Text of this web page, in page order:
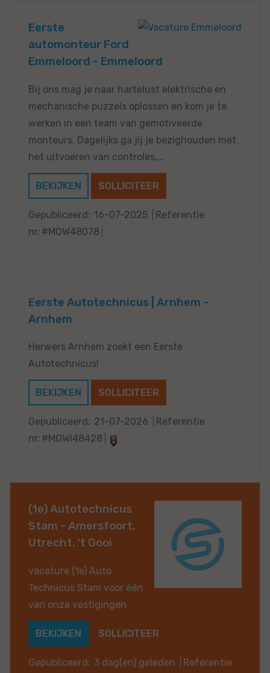
Eerste
automonteur Ford
Emmeloord - Emmeloord
Bij ons mag je naar hartelust elektrische en
mechanische puzzels oplossen en kom je te
werken in een team van gemotiveerde
monteurs. Dagelijks ga jij je bezighouden met
het uitvoeren van controles,...
BEKIJKEN SOLLICITEER
Gepubliceerd: 16-07-2025
Referentie
nr: #MOW48078
Eerste Autotechnicus | Arnhem -
Arnhem
Herwers Arnhem zoekt een Eerste
Autotechnicus!
BEKIJKEN SOLLICITEER
Gepubliceerd: 21-07-2026
Referentie
nr: #MOWI48428
(1e) Autotechnicus
Stam - Amersfoort,
Utrecht, 't Gooi
vacature (1e) Auto
Technicus Stam voor één
van onze vestigingen
BEKIJKEN SOLLICITEER
Gepubliceerd: 3 dag(en) geleden
Referentie